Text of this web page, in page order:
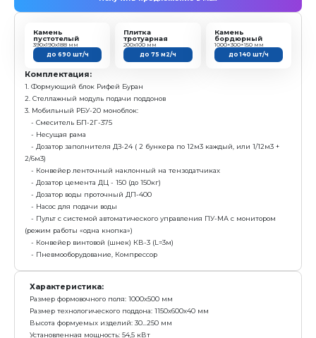
Камень
пустотелый
390х190х188 мм
до 690 шт/ч
Комплектация:
1. Формующий блок Рифей Буран
2. Модуль бесстеллажного формования "Б.Пд"
3. Система дозирования материалов "РБУ-750-СДА-
- Дозирующий комплекс ДЗ-15 (2 бункера по 7,5
- Конвейер ленточный КЛ-500-5,0 (L=5м)
- Конвейер ленточный КЛ-500-5,0 с бункером (L=5м)
- Бетоносмеситель СГ-750 (V=750л)
- Весовой блок дозаторов БДА-750-Вес (дозатор
- Пульт управления ПУ-СДА
- Конвейер винтовой (шнек) КВ-6 (L=6 м)
- Пневмооборудование